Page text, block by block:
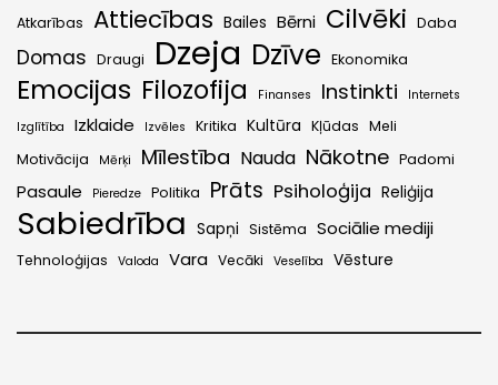
Atkarības Attiecības Bailes Bērni Cilvēki Daba
Domas Draugi Dzeja Dzīve Ekonomika
Emocijas Filozofija Finanses Instinkti
Internets
Izglītība
Izklaide Izvēles Kritika Kultūra Kļūdas Meli
Motivācija
Mērķi Mīlestība Nauda Nākotne Padomi
Pasaule Pieredze Politika Prāts Psiholoģija Reliģija
Sabiedrība Sapņi Sistēma Sociālie mediji
Tehnoloģijas Valoda Vara Vecāki Veselība Vēsture